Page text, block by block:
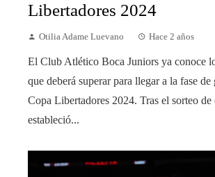
Libertadores 2024
Otilia Adame Luevano Hace 2 años
El Club Atlético Boca Juniors ya conoce
que deberá superar para llegar a la fase de
Copa Libertadores 2024. Tras el sorteo de
estableció...